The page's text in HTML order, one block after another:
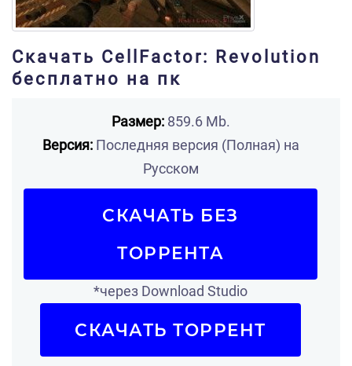
Скачать CellFactor: Revolution
бесплатно на пк
Размер:859.6 Mb.
Версия:Последняя версия (Полная) на
Русском
СКАЧАТЬ БЕЗ
ТОРРЕНТА
*через Download Studio
СКАЧАТЬ ТОРРЕНТ